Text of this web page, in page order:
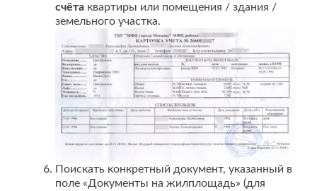
счёта квартиры или помещения / здания /
земельного участка.
Поискать конкретный документ, указанный в
поле «Документы на жилплощадь» (для